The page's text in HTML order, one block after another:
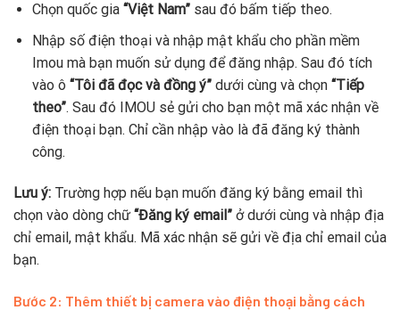
Chọn quốc gia “Việt Nam”sau đó bấm tiếp theo.
Nhập số điện thoại và nhập mật khẩu cho phần mềm
Imou mà bạn muốn sử dụng để đăng nhập. Sau đó tích
vào ô “Tôi đã đọc và đồng ý”dưới cùng và chọn“Tiếp
theo”. Sau đó IMOU sẻ gửi cho bạn một mã xác nhận về
điện thoại bạn. Chỉ cần nhập vào là đã đăng ký thành
công.
Lưu ý: Trường hợp nếu bạn muốn đăng ký bằng email thì
chọn vào dòng chữ “Đăng ký email” ở dưới cùng và nhập địa
chỉ email, mật khẩu. Mã xác nhận sẽ gửi về địa chỉ email của
bạn.
Bước 2: Thêm thiết bị camera vào điện thoại bằng cách